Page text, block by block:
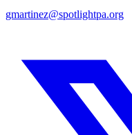
gmartinez@spotlightpa.org